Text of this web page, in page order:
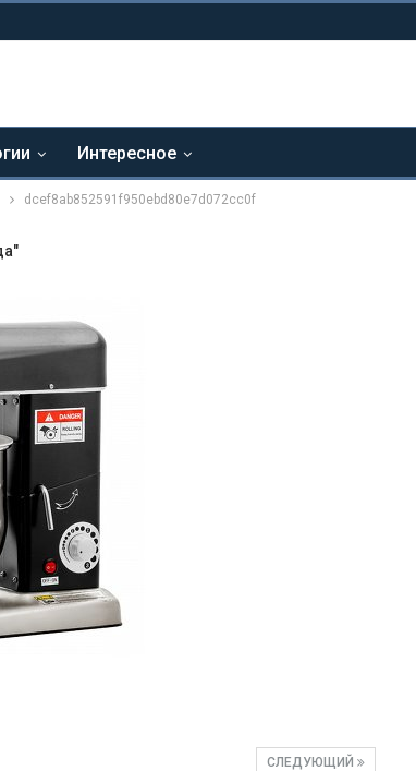
Интересное
dcef8ab852591f950ebd80e7d072cc0f
СЛЕДУЮЩИЙ